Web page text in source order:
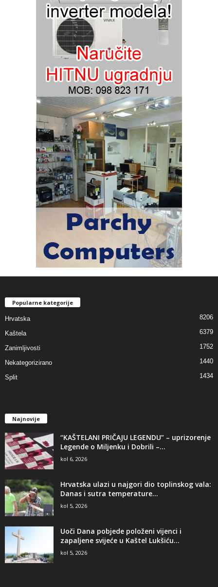
Popularne kategorije
Hrvatska 8206
Kaštela 6379
Zanimljivosti 1752
Nekategorizirano 1440
Split 1434
Najnovije
“KAŠTELANI PRIČAJU LEGENDU” – uprizorenje
Legende o Miljenku i Dobrili –...
kol 6, 2026
Hrvatska ulazi u najgori dio toplinskog vala:
Danas i sutra temperature...
kol 5, 2026
Uoči Dana pobjede položeni vijenci i
zapaljene svijeće u Kaštel Lukšiću...
kol 5, 2026